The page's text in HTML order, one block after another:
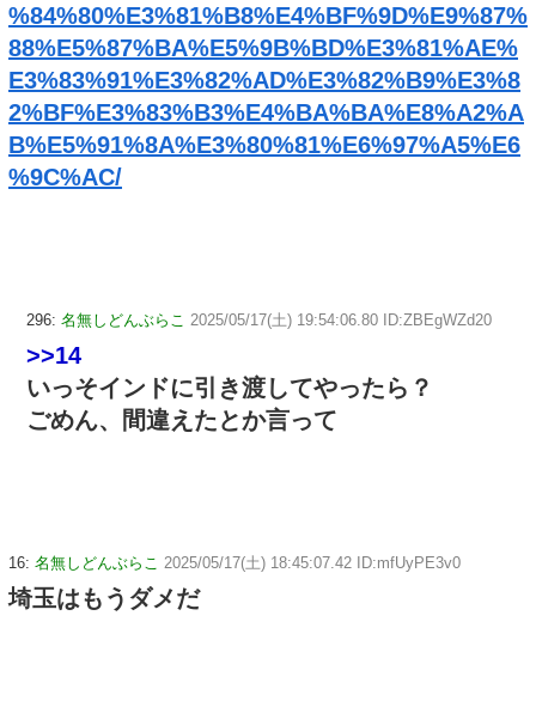
%84%80%E3%81%B8%E4%BF%9D%E9%87%
88%E5%87%BA%E5%9B%BD%E3%81%AE%
E3%83%91%E3%82%AD%E3%82%B9%E3%8
2%BF%E3%83%B3%E4%BA%BA%E8%A2%A
B%E5%91%8A%E3%80%81%E6%97%A5%E6
%9C%AC/
296: 名無しどんぶらこ 2025/05/17(土) 19:54:06.80 ID:ZBEgWZd20
>>14
いっそインドに引き渡してやったら？
ごめん、間違えたとか言って
16: 名無しどんぶらこ 2025/05/17(土) 18:45:07.42 ID:mfUyPE3v0
埼玉はもうダメだ